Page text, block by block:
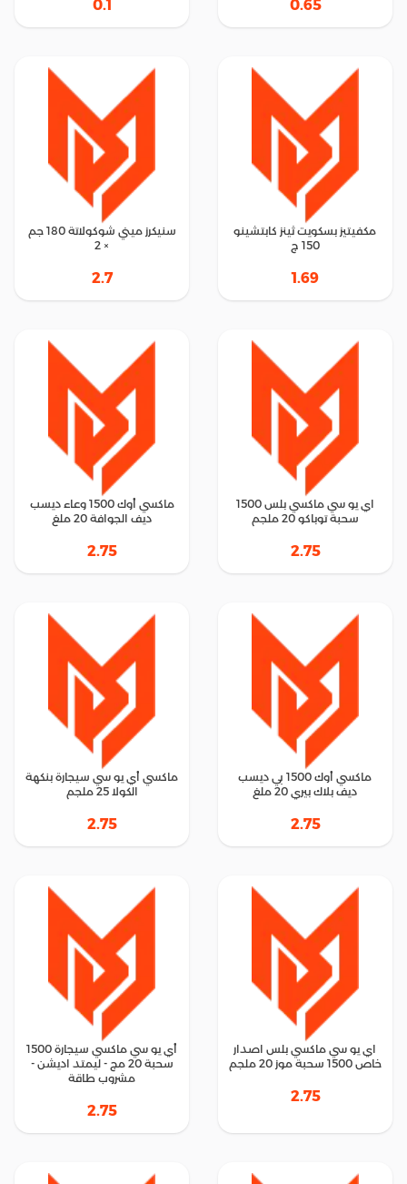
0.65
0.1
مكفيتيز بسكويت ثينز كابتشينو
150 ج
1.69
سنيكرز ميني شوكولاتة 180 جم
× 2
2.7
اي يو سي ماكسي بلس 1500
سحبة توباكو 20 ملجم
2.75
ماكسي أوك 1500 وعاء ديسب
ديف الجوافة 20 ملغ
2.75
ماكسي أوك 1500 بي ديسب
ديف بلاك بيري 20 ملغ
2.75
ماكسي أي يو سي سيجارة بنكهة
الكولا 25 ملجم
2.75
اي يو سي ماكسي بلس اصدار
خاص 1500 سحبة موز 20 ملجم
2.75
أي يو سي ماكسي سيجارة 1500
سحبة 20 مج - ليمتد اديشن -
مشروب طاقة
2.75